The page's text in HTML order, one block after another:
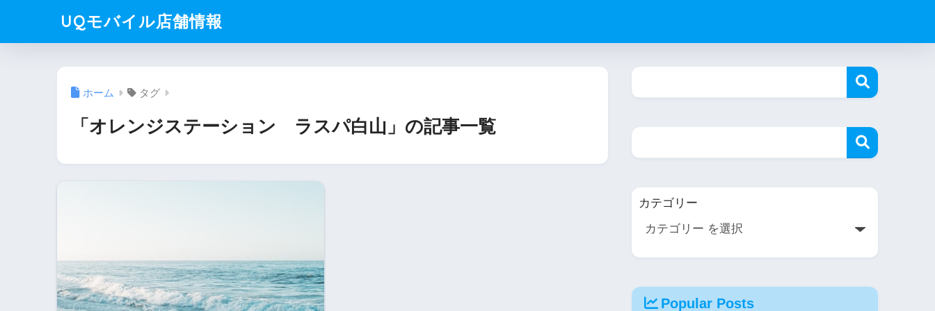
UQモバイル店舗情報
ホーム タグ
「オレンジステーション ラスパ白山」の記事一覧
カテゴリー
Popular Posts